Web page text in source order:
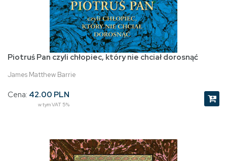
Piotruś Pan czyli chłopiec, który nie chciał dorosnąć
James Matthew Barrie
Cena: 42.00 PLN
w tym VAT 5%